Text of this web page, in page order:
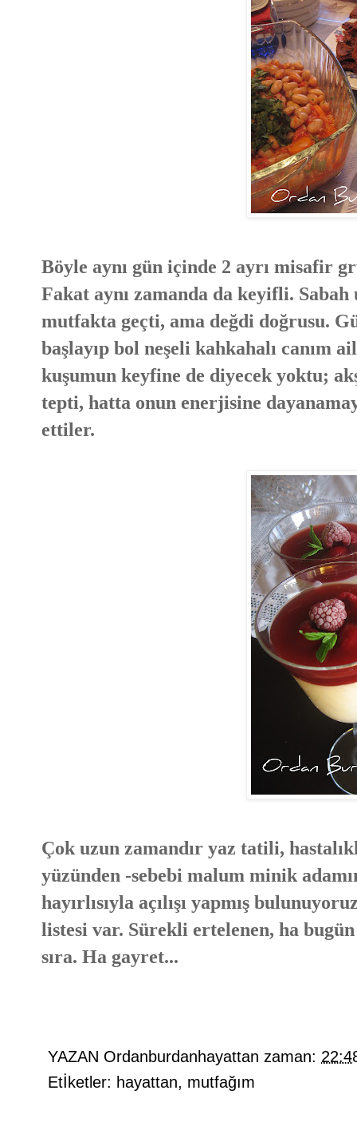
Böyle aynı gün içinde 2 ayrı misafir
Fakat aynı zamanda da keyifli.
mutfakta geçti, ama değdi doğrusu.
başlayıp bol neşeli kahkahalı canım
kuşumun keyfine de diyecek yoktu;
tepti, hatta onun enerjisine
ettiler.
Çok uzun zamandır yaz tatili,
yüzünden -sebebi malum minik
hayırlısıyla açılışı yapmış
listesi var. Sürekli ertelenen, ha
sıra. Ha gayret...
YAZAN Ordanburdanhayattan zaman:
Etİketler: hayattan, mutfağım